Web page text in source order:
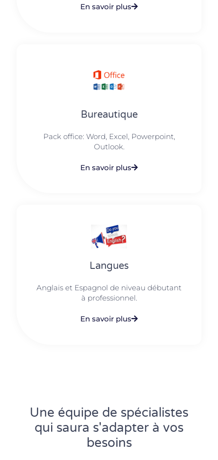
En savoir plus
Bureautique
Pack office: Word, Excel, Powerpoint,
Outlook.​
En savoir plus
Langues
Anglais et Espagnol de niveau débutant
à professionnel.
En savoir plus
Une équipe de spécialistes
qui saura s'adapter à vos
besoins